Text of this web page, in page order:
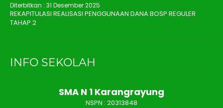
Diterbitkan : 31 Desember 2025
REKAPITULASI REALISASI PENGGUNAAN DANA BOSP REGULER
TAHAP 2
INFO SEKOLAH
SMA N 1 Karangrayung
NSPN : 20313848